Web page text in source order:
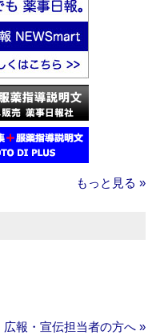
もっと見る »
広報・宣伝担当者の方へ »